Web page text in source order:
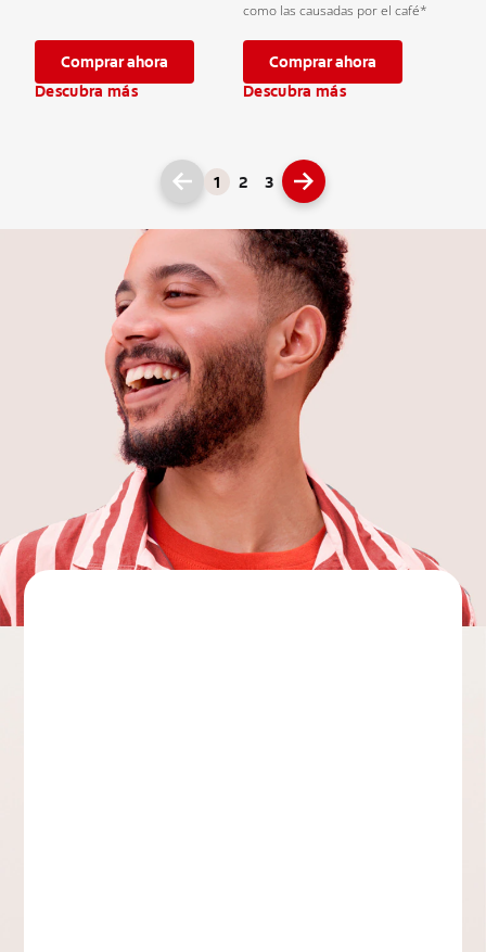
Comprar ahora
Descubra más
como las causadas por el café*
Comprar ahora
Descubra más
1 2 3